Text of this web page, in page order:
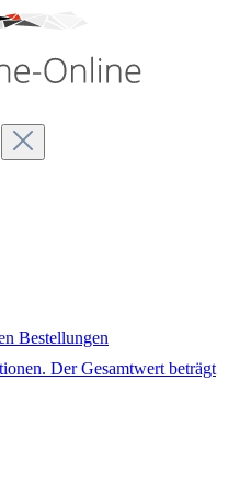
Bestellungen
Der Gesamtwert beträgt